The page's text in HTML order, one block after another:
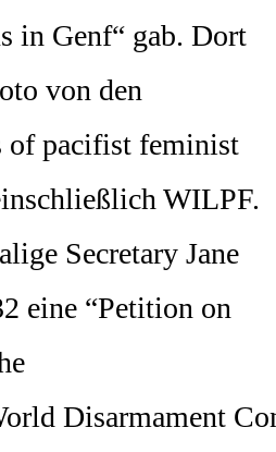
in Genf“ gab. Dort
von den
of pacifist feminist
WILPF.
Secretary Jane
eine “Petition on
Disarmament